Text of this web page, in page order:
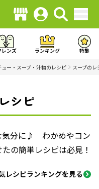
レンズ ランキング 特集
ュー・スープ・汁物のレシピ スープのレ
シピ
気分に♪ わかめやコン
の簡単レシピは必見！
レシピランキングを見る